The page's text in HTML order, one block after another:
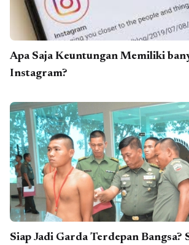
Apa Saja Keuntungan Memiliki
Instagram?
Siap Jadi Garda Terdepan Bangsa?